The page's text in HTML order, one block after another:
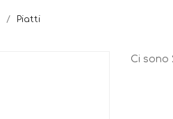
Piatti
Ci sono